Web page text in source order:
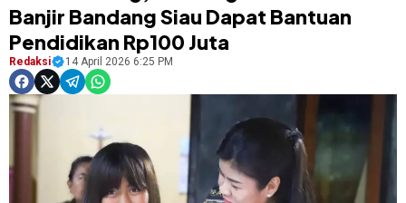
Banjir Bandang Siau Dapat Bantuan
Pendidikan Rp100 Juta
Redaksi 14 April 2026 6:25 PM